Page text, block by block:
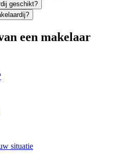
geschikt?
een makelaar
situatie